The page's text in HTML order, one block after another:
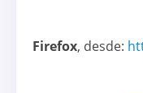
Firefox, desde: